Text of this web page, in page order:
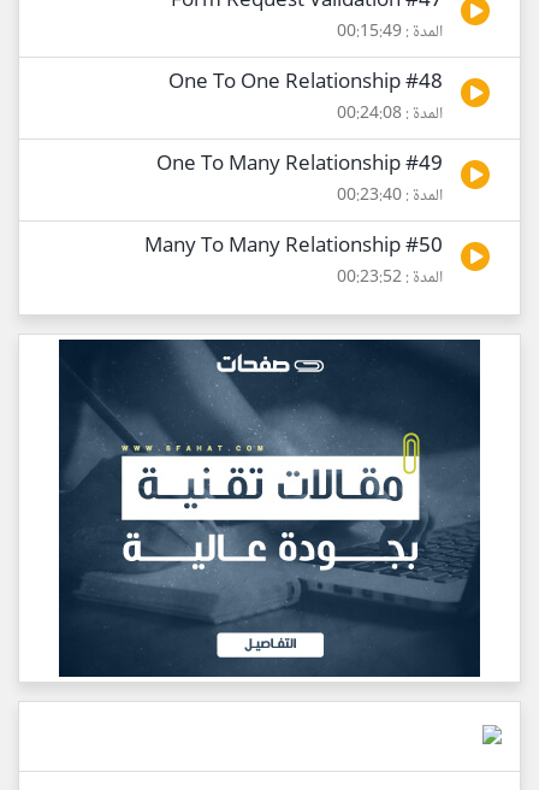
المدة : 00:15:49
#48 One To One Relationship
المدة : 00:24:08
#49 One To Many Relationship
المدة : 00:23:40
#50 Many To Many Relationship
المدة : 00:23:52